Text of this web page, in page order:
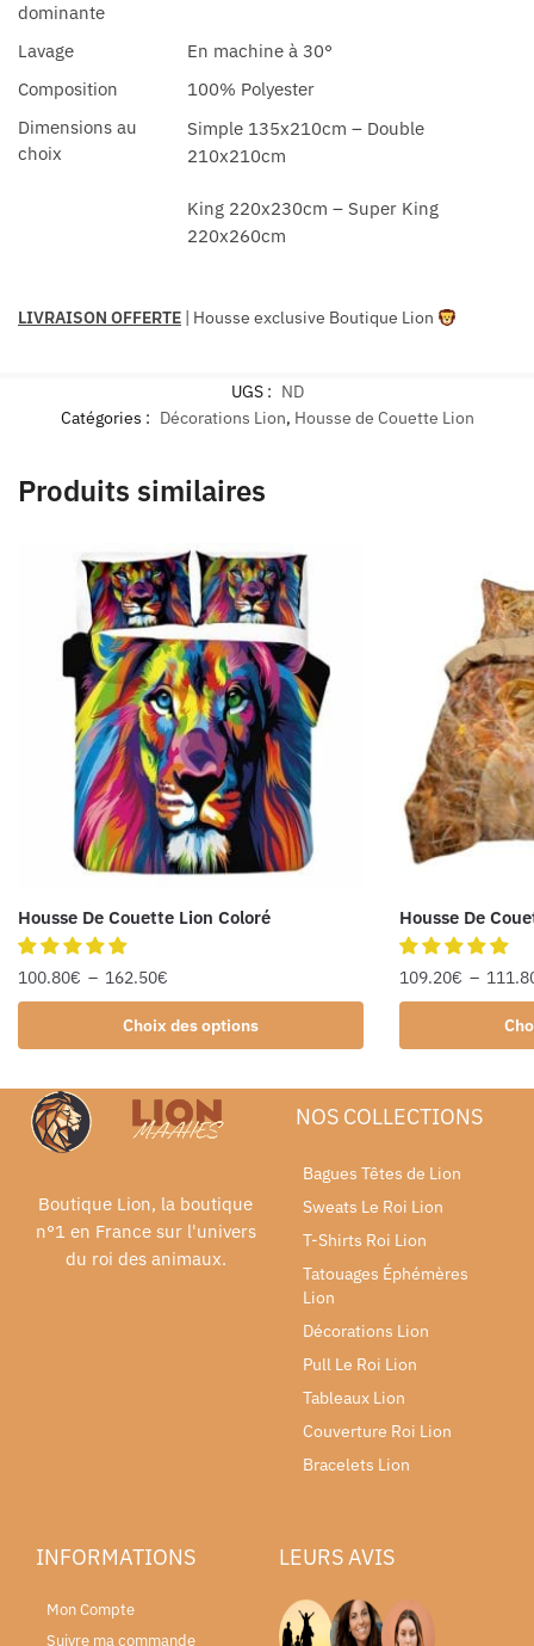
dominante
Lavage
En machine à 30°
Composition
100% Polyester
Dimensions au
choix
Simple 135x210cm – Double
210x210cm
King 220x230cm – Super King
220x260cm
LIVRAISON OFFERTE | Housse exclusive Boutique Lion
UGS : ND
Catégories : Décorations Lion, Housse de Couette Lion
Produits similaires
Housse De Couette Lion Coloré
100.80€ – 162.50€
Choix des options
Housse De
109.20€ –
Boutique Lion, la boutique
n°1 en France sur l'univers
du roi des animaux.
NOS COLLECTIONS
Bagues Têtes de Lion
Sweats Le Roi Lion
T-Shirts Roi Lion
Tatouages Éphémères
Lion
Décorations Lion
Pull Le Roi Lion
Tableaux Lion
Couverture Roi Lion
Bracelets Lion
INFORMATIONS
Mon Compte
Suivre ma commande
LEURS AVIS